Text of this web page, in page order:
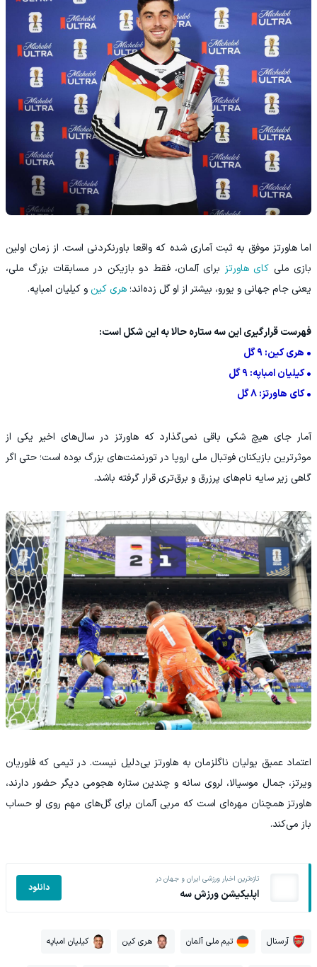
اما هاورتز موفق به ثبت آماری شده که واقعا باورنکردنی است. از زمان اولین
بازی ملی کای هاورتز برای آلمان، فقط دو بازیکن در مسابقات بزرگ ملی،
یعنی جام جهانی و یورو، بیشتر از او گل زده‌اند؛ هری کین و کیلیان امباپه.
فهرست قرارگیری این سه ستاره‌ حالا به این شکل است:
• هری کین: ۹ گل
• کیلیان امباپه: ۹ گل
• کای هاورتز: ۸ گل
آمار جای هیچ شکی باقی نمی‌گذارد که هاورتز در سال‌های اخیر یکی از
موثرترین بازیکنان فوتبال ملی اروپا در تورنمنت‌های بزرگ بوده است؛ حتی اگر
گاهی زیر سایه نام‌های پرزرق و برق‌تری قرار گرفته باشد.
اعتماد عمیق یولیان ناگلزمان به هاورتز بی‌دلیل نیست. در تیمی که فلوریان
ویرتز، جمال موسیالا، لروی سانه و چندین ستاره هجومی دیگر حضور دارند،
هاورتز همچنان مهره‌ای است که مربی آلمان برای گل‌های مهم روی او حساب
باز می‌کند.
تازه‌ترین اخبار ورزشی ایران و جهان در
اپلیکیشن ورزش سه دانلود
آرسنال تیم ملی آلمان هری کین کیلیان امباپه